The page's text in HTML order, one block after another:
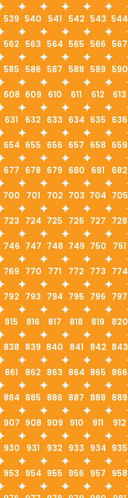
539 540 541 542 543 544
562 563 564 565 566 567
585 586 587 588 589 590
608 609 610 611 612 613
631 632 633 634 635 636
654 655 656 657 658 659
677 678 679 680 681 682
700 701 702 703 704 705
723 724 725 726 727 728
746 747 748 749 750 751
769 770 771 772 773 774
792 793 794 795 796 797
815 816 817 818 819 820
838 839 840 841 842 843
861 862 863 864 865 866
884 885 886 887 888 889
907 908 909 910 911 912
930 931 932 933 934 935
953 954 955 956 957 958